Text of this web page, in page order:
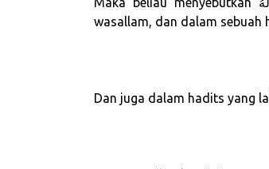
wasallam, dan dalam sebuah
Dan juga dalam hadits yang